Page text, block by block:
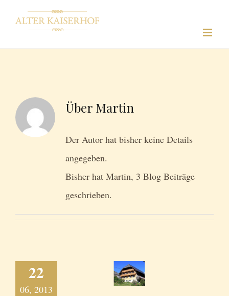
Inhalt
springen
Über Martin
Der Autor hat bisher keine Details
angegeben.
Bisher hat Martin, 3 Blog Beiträge
geschrieben.
22
06, 2013